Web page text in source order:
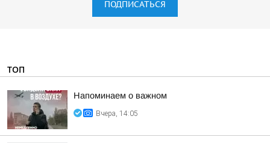
ПОДПИСАТЬСЯ
ТОП
Напоминаем о важном
Вчера, 14:05